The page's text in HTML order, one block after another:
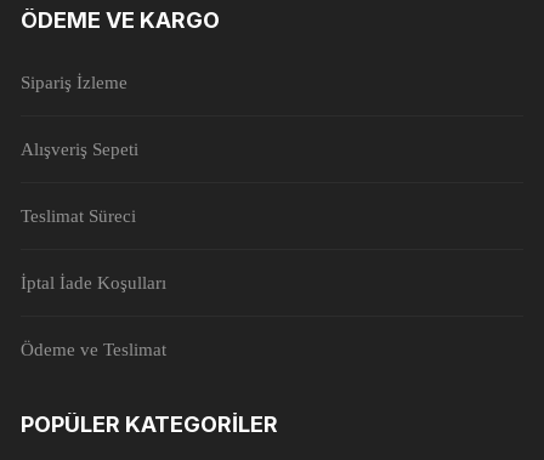
ÖDEME VE KARGO
Sipariş İzleme
Alışveriş Sepeti
Teslimat Süreci
İptal İade Koşulları
Ödeme ve Teslimat
POPÜLER KATEGORILER